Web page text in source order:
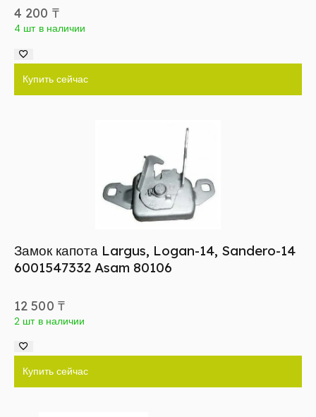
4 200 ₸
4 шт в наличии
Купить сейчас
Замок капота Largus, Logan-14, Sandero-14
6001547332 Asam 80106
12 500 ₸
2 шт в наличии
Купить сейчас